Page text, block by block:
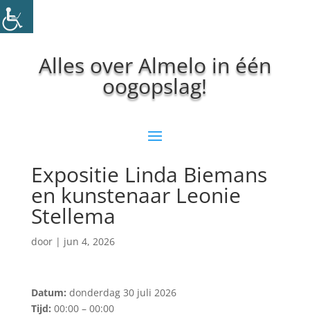
Alles over Almelo in één
oogopslag!
Expositie Linda Biemans
en kunstenaar Leonie
Stellema
door | jun 4, 2026
Datum: donderdag 30 juli 2026
Tijd: 00:00 – 00:00